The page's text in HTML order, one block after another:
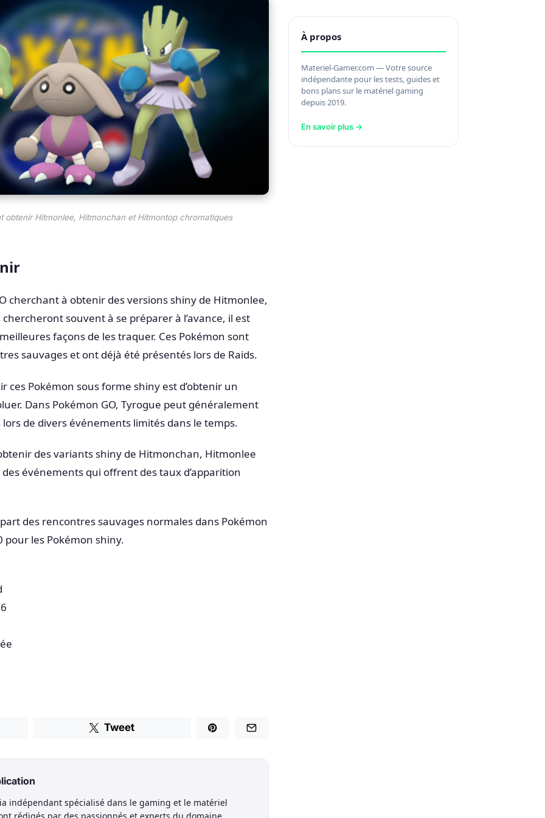
obtenir Hitmonlee, Hitmonchan et Hitmontop chromatiques
cherchant à obtenir des versions shiny de Hitmonlee,
souvent à se préparer à l’avance, il est
façons de les traquer. Ces Pokémon sont
sauvages et ont déjà été présentés lors de Raids.
ces Pokémon sous forme shiny est d’obtenir un
Dans Pokémon GO, Tyrogue peut généralement
de divers événements limités dans le temps.
des variants shiny de Hitmonchan, Hitmonlee
événements qui offrent des taux d’apparition
des rencontres sauvages normales dans Pokémon
pour les Pokémon shiny.
Tweet
indépendant spécialisé dans le gaming et le matériel
À propos
Materiel-Gamer.com — Votre source
indépendante pour les tests, guides et
bons plans sur le matériel gaming
depuis 2019.
En savoir plus →